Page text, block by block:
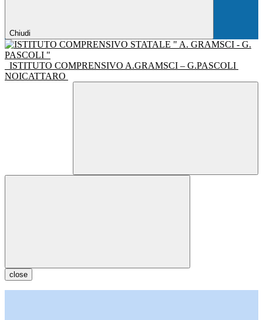
Chiudi
ISTITUTO COMPRENSIVO A.GRAMSCI – G.PASCOLI
NOICATTARO
close